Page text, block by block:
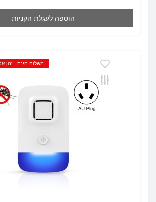
הוספה לעגלת הקניות
משלוח חינם - זמן אספקה 7-12